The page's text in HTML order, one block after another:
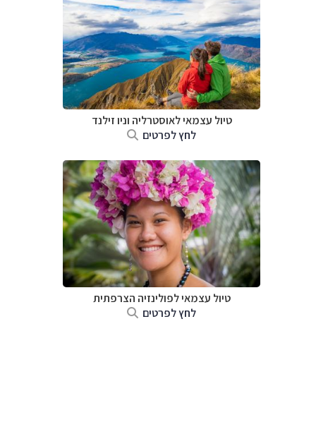
טיול עצמאי לאוסטרליה וניו זילנד
לחץ לפרטים
טיול עצמאי לפולינזיה הצרפתית
לחץ לפרטים